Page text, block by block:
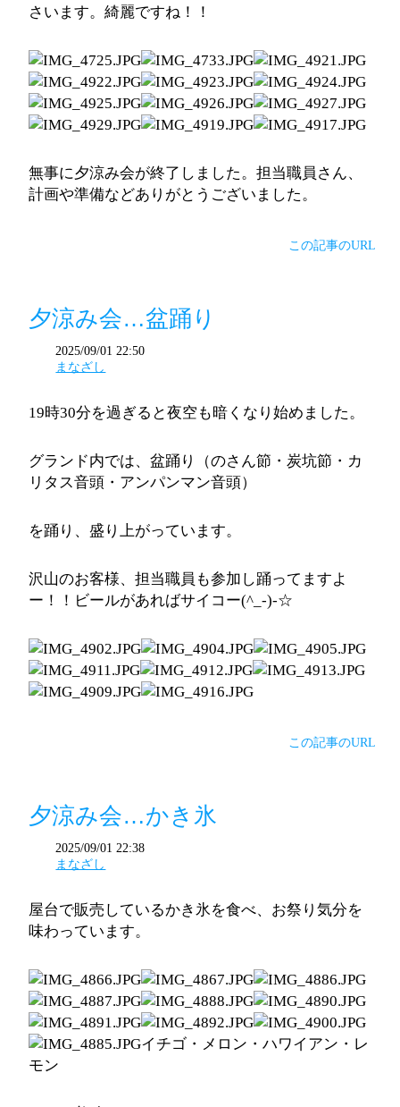
さいます。綺麗ですね！！
無事に夕涼み会が終了しました。担当職員さん、
計画や準備などありがとうございました。
この記事のURL
夕涼み会…盆踊り
2025/09/01 22:50
まなざし
19時30分を過ぎると夜空も暗くなり始めました。
グランド内では、盆踊り（のさん節・炭坑節・カ
リタス音頭・アンパンマン音頭）
を踊り、盛り上がっています。
沢山のお客様、担当職員も参加し踊ってますよ
ー！！ビールがあればサイコー(^_-)-☆
この記事のURL
夕涼み会…かき氷
2025/09/01 22:38
まなざし
屋台で販売しているかき氷を食べ、お祭り気分を
味わっています。
イチゴ・メロン・ハワイアン・レ
モン